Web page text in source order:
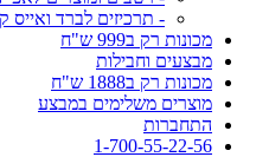
- תרכיזים לברד ואייס
מכונות רק ב999 ש"ח
מבצעים וחבילות
מכונות רק ב1888 ש"ח
מוצרים משלימים במבצע
התחברות
1-700-55-22-56